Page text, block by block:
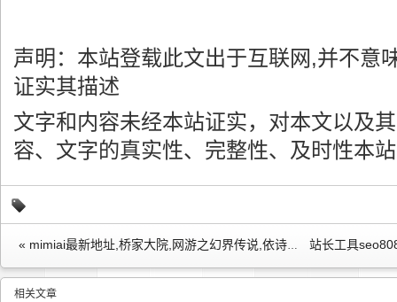
声明：本站登载此文出于互联网,并不意
证实其描述
文字和内容未经本站证实，对本文以及
容、文字的真实性、完整性、及时性本
相关文章